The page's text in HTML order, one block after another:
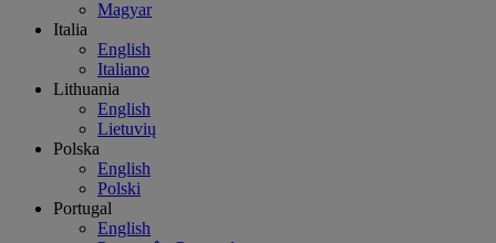
Magyar
Italia
English
Italiano
Lithuania
English
Lietuvių
Polska
English
Polski
Portugal
English